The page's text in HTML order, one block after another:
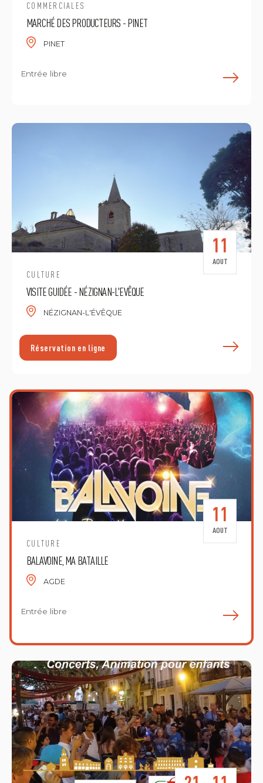
COMMERCIALES
MARCHÉ DES PRODUCTEURS - PINET
PINET
Entrée libre
CULTURE
VISITE GUIDÉE - NÉZIGNAN-L'EVÊQUE
NÉZIGNAN-L'ÉVÊQUE
11
AOUT
Réservation en ligne
CULTURE
BALAVOINE, MA BATAILLE
AGDE
11
AOUT
Entrée libre